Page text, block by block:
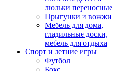
люльки переносные
Прыгунки и вожжи
Мебель для дома,
гладильные доски,
мебель для отдыха
Спорт и летние игры
Футбол
Бокс